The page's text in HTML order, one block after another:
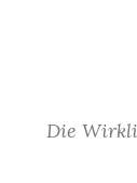
Die